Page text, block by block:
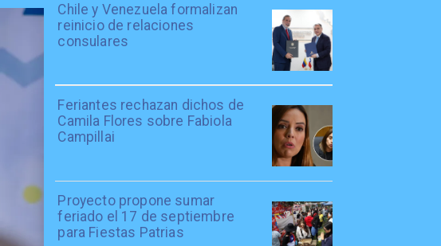
Chile y Venezuela formalizan
reinicio de relaciones
consulares
Feriantes rechazan dichos de
Camila Flores sobre Fabiola
Campillai
Proyecto propone sumar
feriado el 17 de septiembre
para Fiestas Patrias